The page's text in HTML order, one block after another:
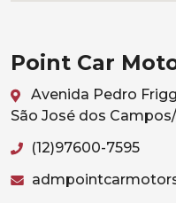
Point Car
Avenida Pedro
São José dos
(12)97600-7595